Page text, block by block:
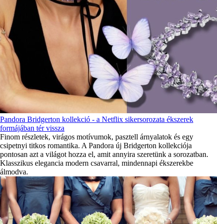
Pandora Bridgerton kollekció - a Netflix sikersorozata ékszerek
formájában tér vissza
Finom részletek, virágos motívumok, pasztell árnyalatok és egy
csipetnyi titkos romantika. A Pandora új Bridgerton kollekciója
pontosan azt a világot hozza el, amit annyira szeretünk a sorozatban.
Klasszikus elegancia modern csavarral, mindennapi ékszerekbe
álmodva.